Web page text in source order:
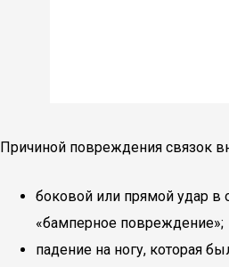
Причиной повреждения связок
боковой или прямой удар в
«бамперное повреждение»;
падение на ногу, которая